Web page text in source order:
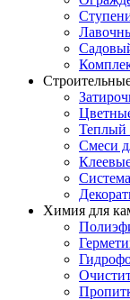
Теплый
Смеси
Химия для